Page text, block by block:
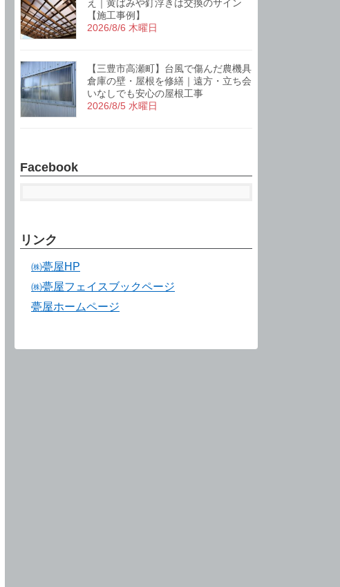
え｜黄ばみや釘浮きは交換のサイン
【施工事例】
2026/8/6 木曜日
【三豊市高瀬町】台風で傷んだ農機具
倉庫の壁・屋根を修繕｜遠方・立ち会
いなしでも安心の屋根工事
2026/8/5 水曜日
Facebook
リンク
㈱甍屋HP
㈱甍屋フェイスブックページ
甍屋ホームページ